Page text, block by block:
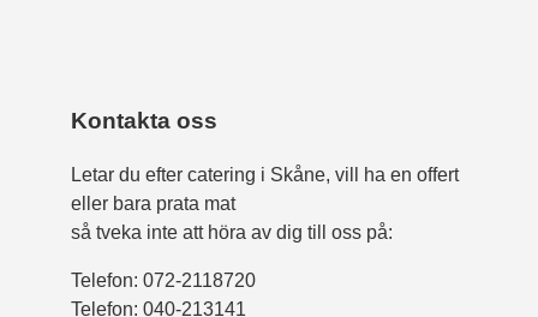
Kontakta oss
Letar du efter catering i Skåne, vill ha en offert
eller bara prata mat
så tveka inte att höra av dig till oss på:
Telefon: 072-2118720
Telefon: 040-213141